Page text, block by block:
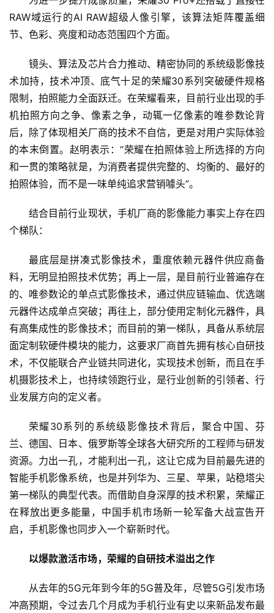
I
快
讯
创
投
纪
数
商
新
商
专
栏
专
题
RAW域运行的AI RAW超级人像引擎，该算法矩阵覆盖细
节、色彩、亮度和动态范围四个方面。
镜头、算法及芯片合力推动、精密协同的系统级影像技
术加持，技术冲顶、底气十足的荣耀30系列突破硬件规格
限制，拍照能力全面跃迁。在荣耀看来，目前行业出现的手
机拍照方向之争、像素之争，动辄一亿像素的唯参数论背
后，除了体现相关厂商的技术不自信，更是对用户实际体验
的本末倒置。赵明表示：“荣耀在拍照体验上所选择的方向
和一贯的策略就是，为消费者提供完整的、均衡的、最好的
拍照体验，而不是一味单纯追求营销噱头”。
结合目前行业现状，手机厂商的影像能力事实上存在四
个梯队：
最底层是拼凑式影像技术，重度依赖元器件供应商备
料，无明显拍照技术优势；再上一层，是目前行业普遍存在
的、唯参数论的单点式影像技术，通过供应链输血、优选端
元器件达成单点突破；再往上，部分使用定制化元器件，具
有高集成性的影像技术；而目前的第一梯队，具备从系统层
面定制软硬件模块的能力，这要求厂商首先拥有核心自研技
术，不仅能联合产业链共同进化，实现技术创新，而且在手
机摄影技术上，也持续领跑行业，是行业创新的引领者、行
业发展方向的定义者。
荣耀30系列的系统级影像技术背后，聚合中国、芬
兰、德国、日本、俄罗斯等全球各大研究所的工程师与研发
资源。力出一孔，才能利出一孔，这让它成为目前最先进的
智能手机影像系统，也是并列华为、三星、苹果，站稳塔尖
第一梯队的典型代表。而借助自身深厚的技术积累，荣耀正
在释放出更多能量，中国手机市场新一轮军备大战宣告开
启，手机影像也同步入一个崭新时代。
以爆款激活市场，荣耀的自研技术溢出之作
从去年的5G元年到今年的5G普及年，尽管5G引发市场
冲高预期，令过去几个月成为手机行业有史以来新品发布最